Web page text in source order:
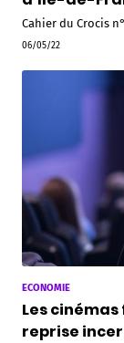
Cahier du Crocis
06/05/22
ECONOMIE
Les
reprise